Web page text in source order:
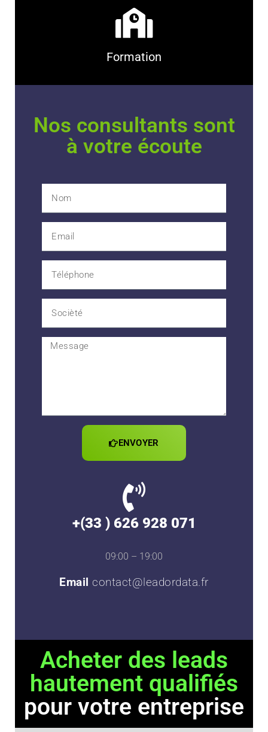
Formation
Nos consultants sont
à votre écoute
ENVOYER
+(33 ) 626 928 071
09:00 – 19:00
Email contact@leadordata.fr
Acheter des leads
hautement qualifiés
pour votre entreprise